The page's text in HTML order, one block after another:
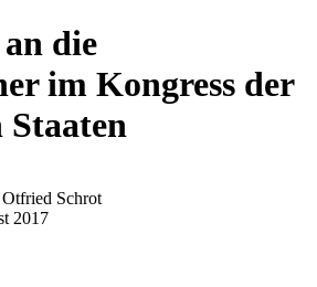
die
im Kongress der
Staaten
Otfried Schrot
2017